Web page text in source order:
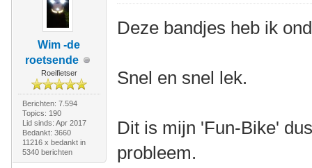
Wim -de
roetsende
Roeifietser
Berichten: 7.594
Topics: 190
Lid sinds: Apr 2017
Bedankt: 3660
11216 x bedankt in
5340 berichten
Deze bandjes heb ik
Snel en snel lek.
Dit is mijn 'Fun-Bike'
probleem.